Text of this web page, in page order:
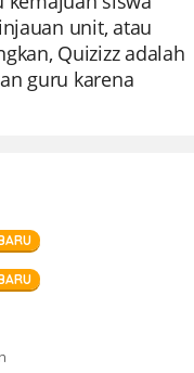
unit, atau
Quizizz adalah
guru karena